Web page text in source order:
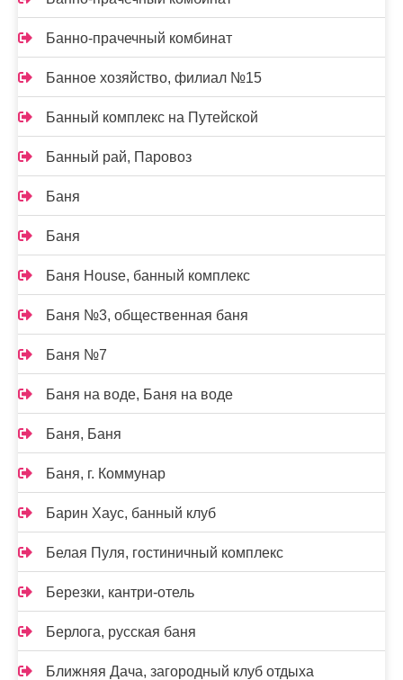
Банно-прачечный комбинат
Банное хозяйство, филиал №15
Банный комплекс на Путейской
Банный рай, Паровоз
Баня
Баня
Баня House, банный комплекс
Баня №3, общественная баня
Баня №7
Баня на воде, Баня на воде
Баня, Баня
Баня, г. Коммунар
Барин Хаус, банный клуб
Белая Пуля, гостиничный комплекс
Березки, кантри-отель
Берлога, русская баня
Ближняя Дача, загородный клуб отдыха